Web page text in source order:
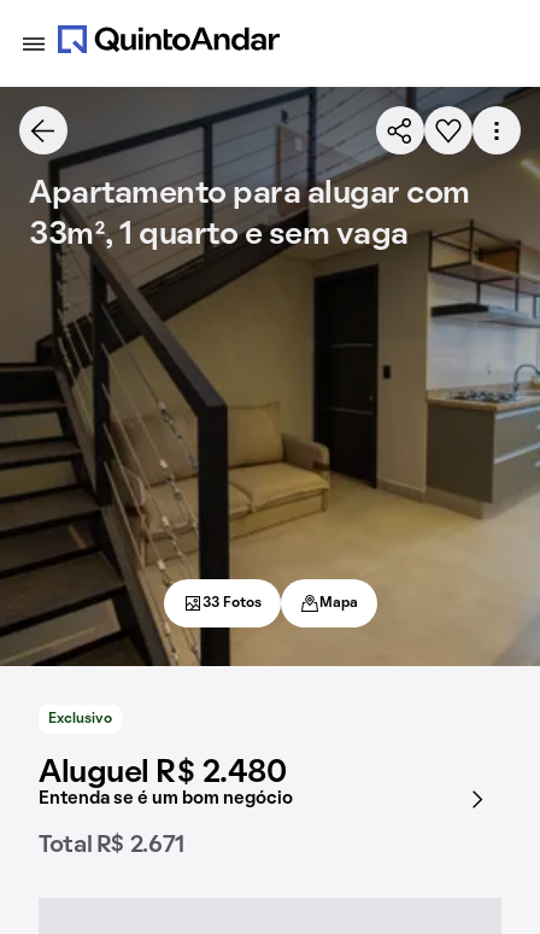
Exclusivo
Aluguel R$ 2.480
Entenda se é um bom negócio
Total R$ 2.671
Apartamento para alugar com
33m², 1 quarto e sem vaga
33 Fotos Mapa